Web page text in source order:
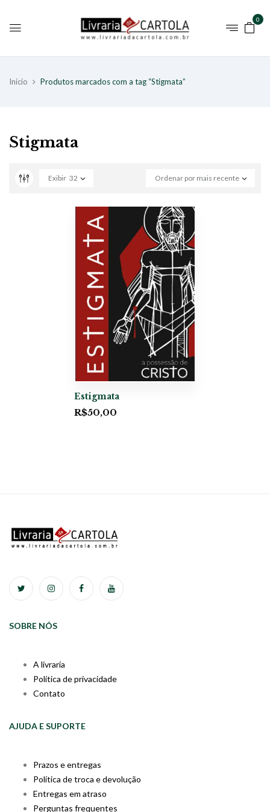
0
Início Produtos marcados com a tag “Stigmata”
Stigmata
Ordenar por mais recente
Exibir 32
Estigmata
R$50,00
SOBRE NÓS
A livraria
Política de privacidade
Contato
AJUDA E SUPORTE
Prazos e entregas
Política de troca e devolução
Entregas em atraso
Perguntas frequentes